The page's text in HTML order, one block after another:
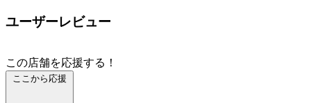
ユーザーレビュー
この店舗を応援する！
ここから応援